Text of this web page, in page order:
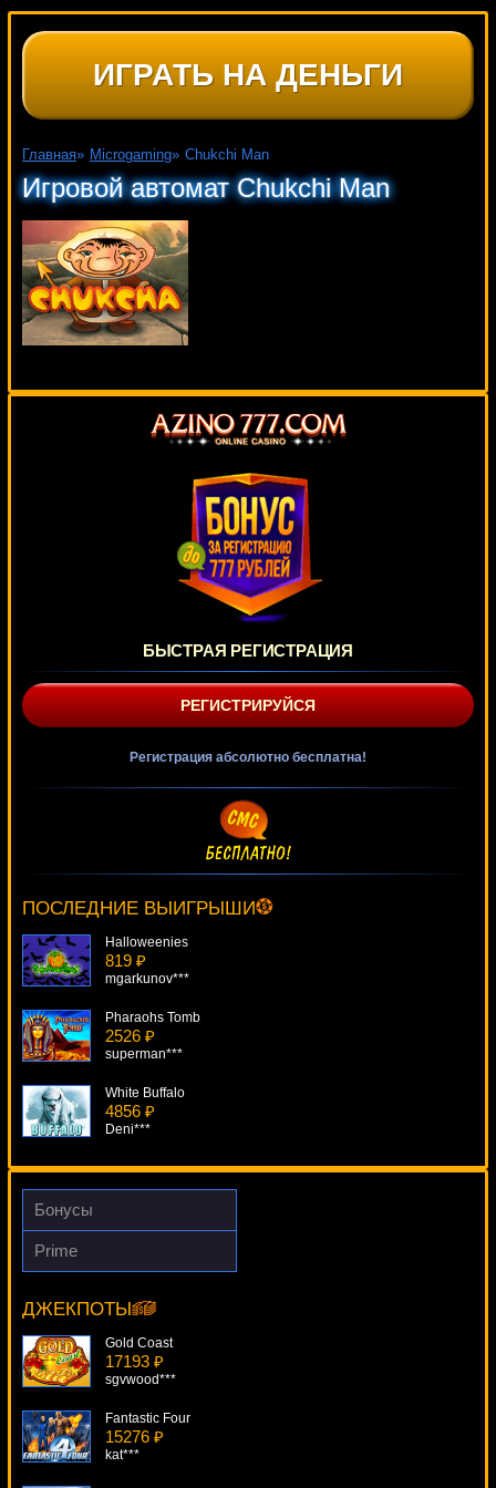
ИГРАТЬ НА ДЕНЬГИ
Главная» Microgaming» Chukchi Man
Игровой автомат Chukchi Man
БЫСТРАЯ РЕГИСТРАЦИЯ
РЕГИСТРИРУЙСЯ
Регистрация абсолютно бесплатна!
ПОСЛЕДНИЕ ВЫИГРЫШИ
Deni***
Halloweenies
819 ₽
mgarkunov***
Pharaohs Tomb
2526 ₽
superman***
White Buffalo
4856 ₽
Deni***
Cash Balloons
2722 ₽
Lucky Haunter
3380 ₽
Gamer***
Бонусы
Prime
ДЖЕКПОТЫ
Orca
drink***
Gold Coast
17193 ₽
sgvwood***
Fantastic Four
15276 ₽
kat***